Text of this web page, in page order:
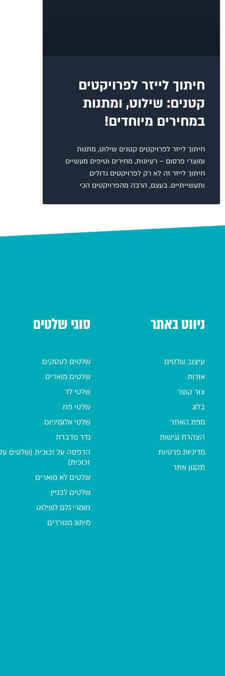
חיתוך לייזר לפרויקטים
קטנים: שילוט, ומתנות
במחירים מיוחדים!
חיתוך לייזר לפרויקטים קטנים שילוט, מתנות
ומוצרי פרסום – רעיונות, מחירים וטיפים מעשיים
חיתוך לייזר זה לא רק לפרויקטים גדולים
ותעשייתיים. בעצם, הרבה מהפרויקטים הכי
ניווט באתר
עיצוב שלטים
אודות
צור קשר
בלוג
מפת האתר
הצהרת נגישות
מדיניות פרטיות
תקנון אתר
סוגי שלטים
שלטים לעסקים
שלטים מוארים
שלטי לד
שלטי פח
שלטי אלומיניום
גדר מדברת
הדפסה על זכוכית (שלטים
זכוכית)
שלטים לא מוארים
שלטים לבניין
חומרי גלם לשילוט
מיתוג משרדים